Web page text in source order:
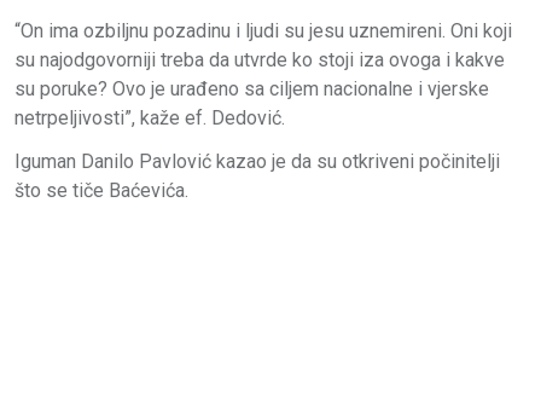
“On ima ozbiljnu pozadinu i ljudi su jesu uznemireni. Oni koji
su najodgovorniji treba da utvrde ko stoji iza ovoga i kakve
su poruke? Ovo je urađeno sa ciljem nacionalne i vjerske
netrpeljivosti”, kaže ef. Dedović.
Iguman Danilo Pavlović kazao je da su otkriveni počinitelji
što se tiče Baćevića.